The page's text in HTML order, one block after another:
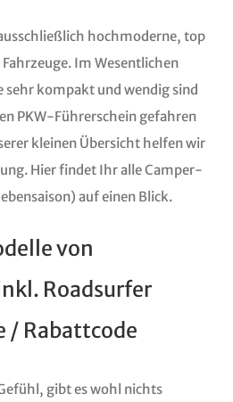
hochmoderne, top
Im Wesentlichen
sehr kompakt und wendig sind
PKW-Führerschein gefahren
kleinen Übersicht helfen wir
Hier findet Ihr alle Camper-
auf einen Blick.
von
Roadsurfer
/ Rabattcode
gibt es wohl nichts